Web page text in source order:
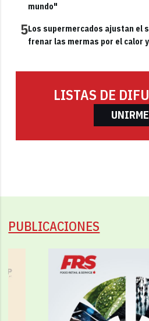
mundo"
5Los supermercados ajustan el
frenar las mermas por el calor
LISTAS DE
UNIRME
PUBLICACIONES